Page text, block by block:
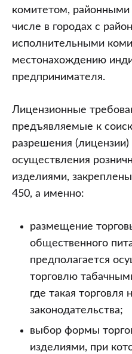
комитетом, районными
числе в городах с
исполнительными
местонахождению
предпринимателя.
Лицензионные
предъявляемые к
разрешения (лицензии)
осуществления
изделиями,
450, а именно:
размещение
общественного
предполагается
торговлю
где такая торговля
законодательства;
выбор формы
изделиями, при